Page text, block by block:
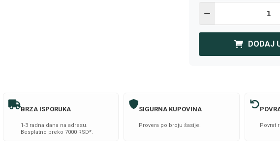
DODAJ
BRZA ISPORUKA
1-3 radna dana na adresu.
Besplatno preko 7000 RSD*.
SIGURNA KUPOVINA
Provera po broju šasije. Povrat